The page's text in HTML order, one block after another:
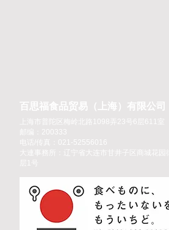
百思福食品贸易（上海）有限公司
上海市普陀区梅岭北路1098弄23号6层611室
邮编：200333
电话/传真：021-52556016
大連事務所：辽宁省大连市甘井子区商城花园